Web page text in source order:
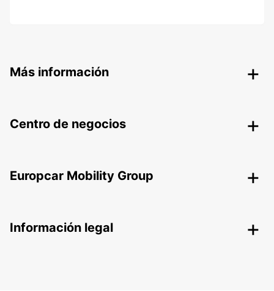
Más información
Centro de negocios
Europcar Mobility Group
Información legal